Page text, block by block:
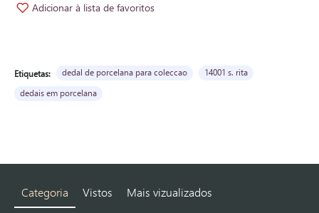
Adicionar à lista de favoritos
Etiquetas: dedal de porcelana para coleccao
14001 s. rita
dedais em porcelana
Categoria Vistos Mais vizualizados